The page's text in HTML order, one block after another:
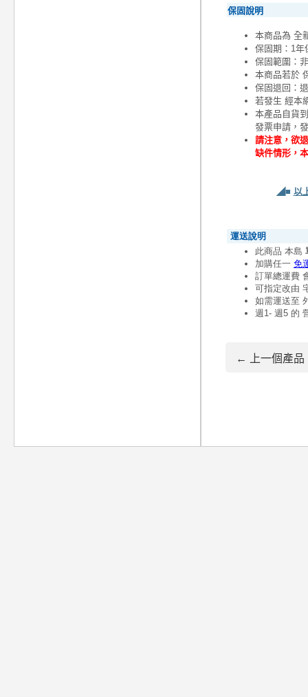
保固說明
本商品為 全
保固期：1年
保固範圍：
本商品若於
保固退回：
若發生 經本
本產品自貨
發票申請，
請注意，欲
缺件情形，
◢■ 以
← 上一個產品